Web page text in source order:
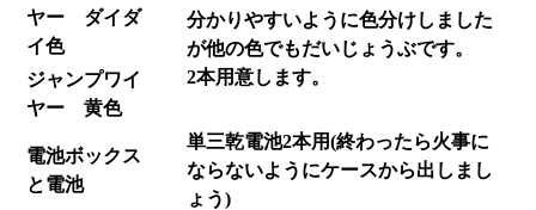
ヤー ダイダ
イ色
分かりやすいように色分けしました
が他の色でもだいじょうぶです。
2本用意します。
ジャンプワイ
ヤー 黄色
電池ボックス
と電池
単三乾電池2本用(終わったら火事に
ならないようにケースから出しまし
ょう)